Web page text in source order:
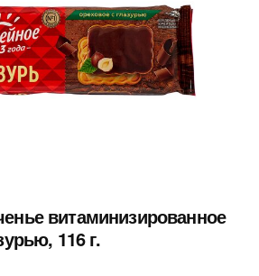
витаминизированное
116 г.